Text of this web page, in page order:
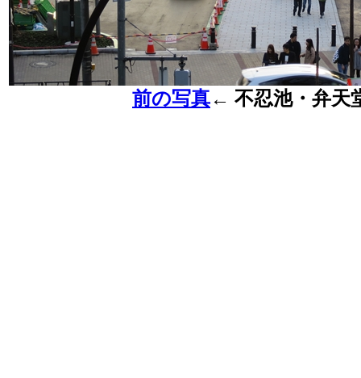
前の写真← 不忍池・弁天